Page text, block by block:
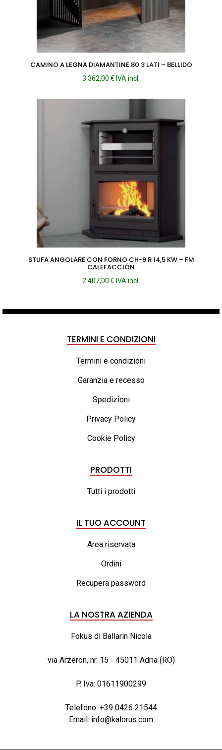
CAMINO A LEGNA DIAMANTINE 80 3 LATI – BELLIDO
3.362,00 € IVA incl.
STUFA ANGOLARE CON FORNO CH-9 R 14,5 KW – FM
CALEFACCIÓN
2.407,00 € IVA incl.
TERMINI E CONDIZIONI
Termini e condizioni
Garanzia e recesso
Spedizioni
Privacy Policy
Cookie Policy
PRODOTTI
Tutti i prodotti
IL TUO ACCOUNT
Area riservata
Ordini
Recupera password
LA NOSTRA AZIENDA
Fokus di Ballarin Nicola
via Arzeron, nr. 15 - 45011 Adria (RO)
P. Iva: 01611900299
Telefono: +39 0426 21544
Email: info@kalorus.com